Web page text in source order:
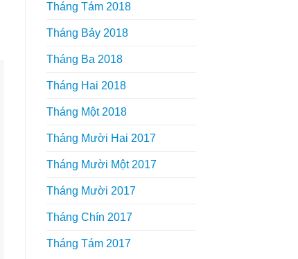
Tháng Tám 2018
Tháng Bảy 2018
Tháng Ba 2018
Tháng Hai 2018
Tháng Một 2018
Tháng Mười Hai 2017
Tháng Mười Một 2017
Tháng Mười 2017
Tháng Chín 2017
Tháng Tám 2017